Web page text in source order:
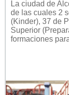
La ciudad de
de las cuales 2
(Kinder), 37 de
Superior
formaciones